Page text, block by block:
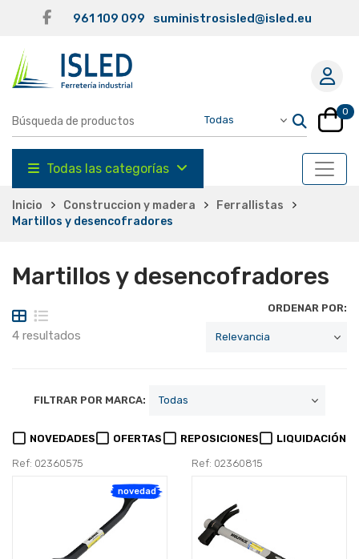
961 109 099 suministrosisled@isled.eu
0
Todas las categorías
Inicio Construccion y madera
Ferrallistas
Martillos y desencofradores
Martillos y desencofradores
4 resultados
ORDENAR POR:
FILTRAR POR MARCA:
NOVEDADES OFERTAS REPOSICIONES LIQUIDACIÓN
Ref: 02360575
novedad
Ref: 02360815